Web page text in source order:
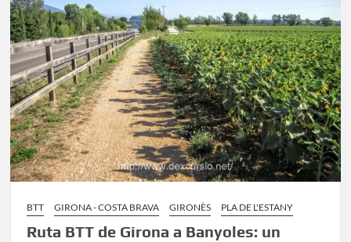
per
l’excursió
BTT GIRONA - COSTA BRAVA GIRONÈS PLA DE L'ESTANY
Ruta BTT de Girona a Banyoles: un